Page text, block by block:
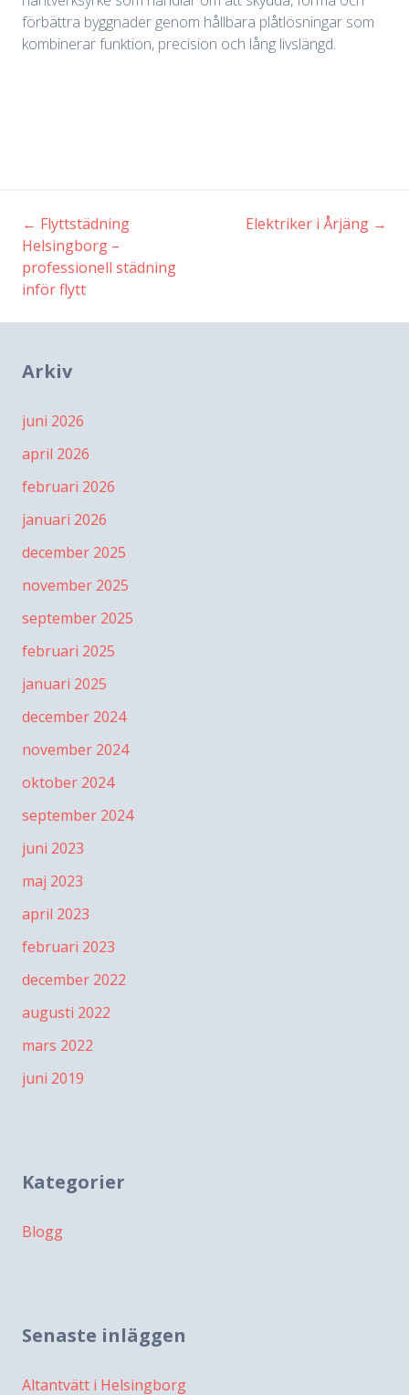
förbättra byggnader genom hållbara plåtlösningar som
kombinerar funktion, precision och lång livslängd.
Inläggsnavigering
← Flyttstädning
Helsingborg –
professionell städning
inför flytt
Elektriker i Årjäng →
Arkiv
juni 2026
april 2026
februari 2026
januari 2026
december 2025
november 2025
september 2025
februari 2025
januari 2025
december 2024
november 2024
oktober 2024
september 2024
juni 2023
maj 2023
april 2023
februari 2023
december 2022
augusti 2022
mars 2022
juni 2019
Kategorier
Blogg
Senaste inläggen
Altantvätt i Helsingborg